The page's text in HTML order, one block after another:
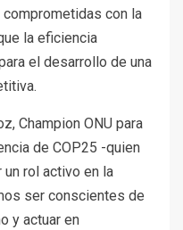
con la
la eficiencia
el desarrollo de una
Champion ONU para
de COP25 -quien
rol activo en la
ser conscientes de
y actuar en